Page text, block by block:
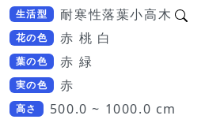
生活型 耐寒性落葉小高木
花の色 赤 桃 白
葉の色 赤 緑
実の色 赤
高さ 500.0 ~ 1000.0 cm